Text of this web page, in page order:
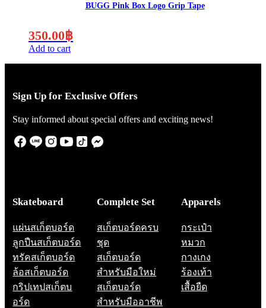
BUGG Pink Box Logo Grip Tape
350.00฿
Add to cart
Sign Up for Exclusive Offers
Stay informed about special offers and exciting news!
Skateboard
แผ่นสเก็ตบอร์ด
ลูกปืนสเก็ตบอร์ด
ทรัคสเก็ตบอร์ด
ล้อสเก็ตบอร์ด
กริปเทปสเก็ตบ
อร์ด
Complete Set
สเก็ตบอร์ดครบ
ชุด
สเก็ตบอร์ด
สำหรับมือใหม่
สเก็ตบอร์ด
สำหรับมืออาชีพ
Apparels
กระเป๋า
หมวก
กางเกง
ร้องเท้า
เสื้อยืด